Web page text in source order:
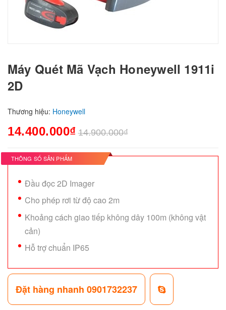
Máy Quét Mã Vạch Honeywell 1911i
2D
Thương hiệu: Honeywell
14.400.000₫ 14.900.000₫
THÔNG SỐ SẢN PHẨM
Đầu đọc 2D Imager
Cho phép rơi từ độ cao 2m
Khoảng cách giao tiếp không dây 100m (không vật
cản)
Hỗ trợ chuẩn IP65
Đặt hàng nhanh 0901732237